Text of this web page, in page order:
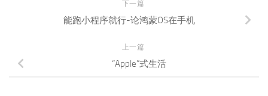
下一篇
能跑小程序就行-论鸿蒙OS在手机
上一篇
“Apple”式生活